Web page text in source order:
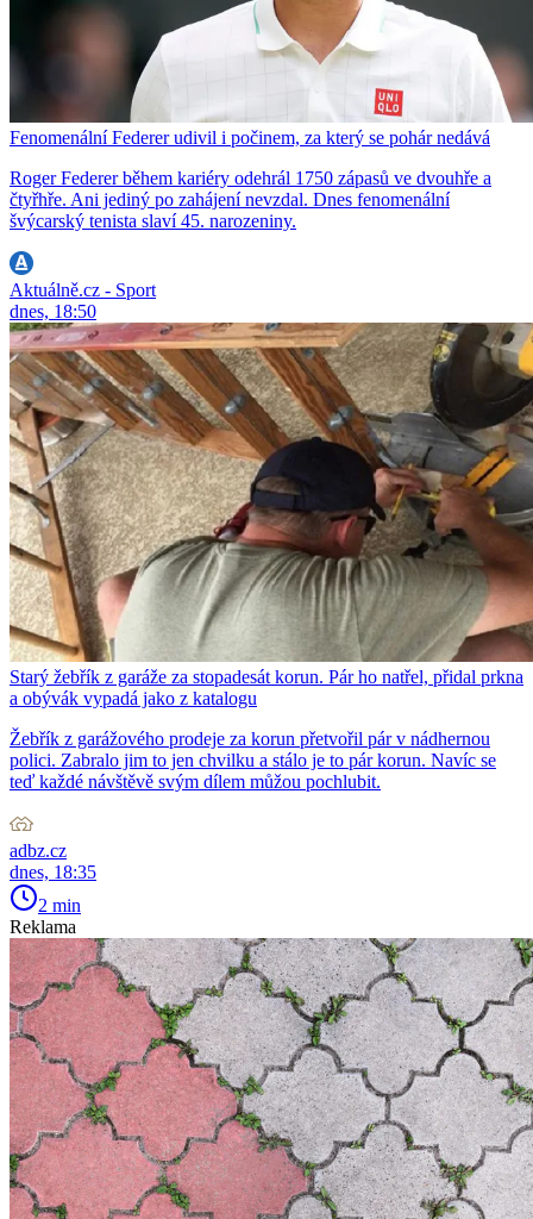
Fenomenální Federer udivil i počinem, za který se pohár nedává
Roger Federer během kariéry odehrál 1750 zápasů ve dvouhře a
čtyřhře. Ani jediný po zahájení nevzdal. Dnes fenomenální
švýcarský tenista slaví 45. narozeniny.
Aktuálně.cz - Sport
dnes, 18:50
Starý žebřík z garáže za stopadesát korun. Pár ho natřel, přidal prkna
a obývák vypadá jako z katalogu
Žebřík z garážového prodeje za korun přetvořil pár v nádhernou
polici. Zabralo jim to jen chvilku a stálo je to pár korun. Navíc se
teď každé návštěvě svým dílem můžou pochlubit.
adbz.cz
dnes, 18:35
2 min
Reklama